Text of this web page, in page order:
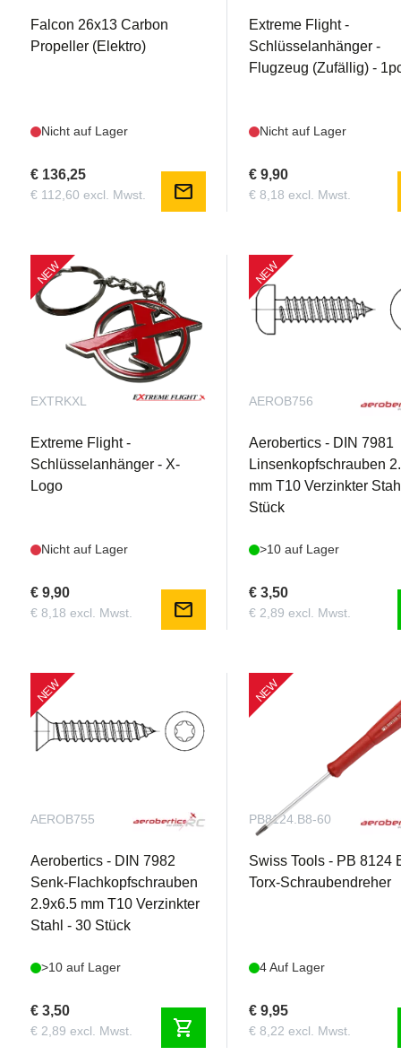
Falcon 26x13 Carbon
Propeller (Elektro)
Nicht auf Lager
€ 136,25
€ 112,60 excl. Mwst. mail
Extreme Flight -
Schlüsselanhänger -
Flugzeug (Zufällig) -
Nicht auf Lager
€ 9,90
€ 8,18 excl. Mwst.
NEW
EXTRKXL
Extreme Flight -
Schlüsselanhänger - X-
Logo
Nicht auf Lager
€ 9,90
€ 8,18 excl. Mwst. mail
NEW
AEROB756
Aerobertics - DIN 7981
Linsenkopfschrauben
mm T10 Verzinkter
Stück
>10 auf Lager
€ 3,50
€ 2,89 excl. Mwst.
NEW
AEROB755
Aerobertics - DIN 7982
Senk-Flachkopfschrauben
2.9x6.5 mm T10 Verzinkter
Stahl - 30 Stück
>10 auf Lager
€ 3,50
€ 2,89 excl. Mwst. shopping_cart
NEW
PB8124.B8-60
Swiss Tools - PB 8124
Torx-Schraubendreher
4 Auf Lager
€ 9,95
€ 8,22 excl. Mwst.